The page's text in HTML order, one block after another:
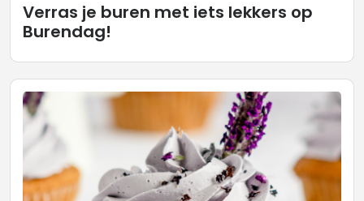
Verras je buren met iets lekkers op
Burendag!